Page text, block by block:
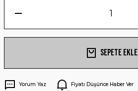
Sepete Ekle
Yorum Yaz Fiyatı Düşünce Haber Ver